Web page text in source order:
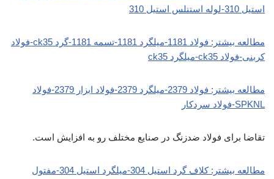
استیل 310-لوله استنلس استیل 310
مطالعه بیشتر: فولاد 1181-میلگرد 1181-تسمه 1181-گرد ck35-فولاد
کربنی-فولاد ck35-میلگرد ck35
مطالعه بیشتر: فولاد 2379-میلگرد 2379-فولاد ابزار 2379-فولاد
SPKNL-فولاد سردکار
تقاضا برای فولاد ضدزنگ در صنایع مختلف رو به افزایش است.
مطالعه بیشتر: کلاف گرد استیل 304-میلگرد استیل 304-مفتول